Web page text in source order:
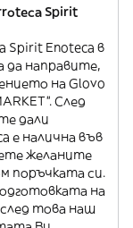
Spirit
Spirit Enoteca в
да направите,
на Glovo
След
дали
е налична във
желаните
поръчката си.
на
това наш